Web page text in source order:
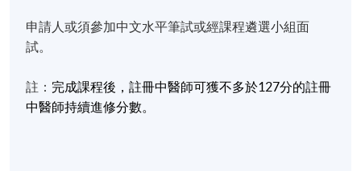
曹克儉博士
報名代碼 2445-CM057A
現時接受報名
申請人或須參加中文水平筆試或經課程遴選小組面
試。
註： 完成課程後，註冊中醫師可獲不多於127分的註冊
中醫師持續進修分數。